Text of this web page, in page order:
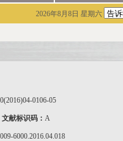
2026年8月8日 星期六
0106-05
文献标识码： A
6000.2016.04.018